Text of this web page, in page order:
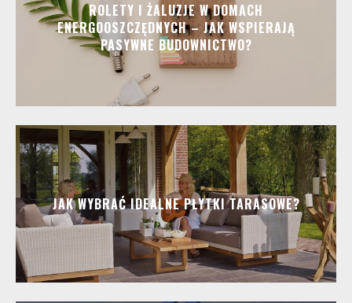
ROLETY I ŻALUZJE W DOMACH
ENERGOOSZCZĘDNYCH – JAK WSPIERAJĄ
PASYWNE BUDOWNICTWO?
JAK WYBRAĆ IDEALNE PŁYTKI TARASOWE?